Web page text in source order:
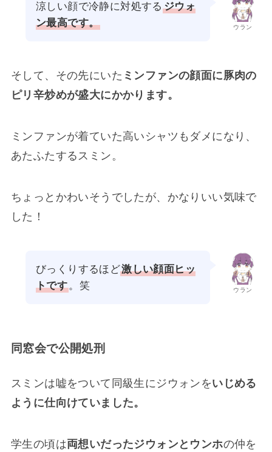
ウラン
涼しい顔で冷静に対処する ジウォ
ン最高です。
そして、その先にいた ミンファンの顔面に豚肉の
ピリ辛炒めが盛大にかかります。
ミンファンが着ていた高いシャツもダメになり、
あたふたするスミン。
ちょっとかわいそうでしたが、かなりいい気味で
した！
ウラン
びっくりするほど激しい顔面ヒッ
トです 。笑
同窓会で公開処刑
スミンは嘘をついて同級生にジウォンをいじめる
ように仕向けていました。
学生の頃は両想いだったジウォンとウンホの仲を